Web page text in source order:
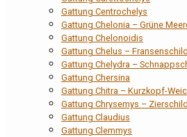
Gattung Centrochelys
Gattung Chelonia – Grüne
Gattung Chelonoidis
Gattung Chelus –
Gattung Chelydra –
Gattung Chersina
Gattung Chitra – Kurzkopf-
Gattung Chrysemys –
Gattung Claudius
Gattung Clemmys